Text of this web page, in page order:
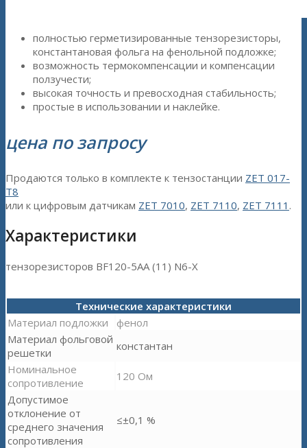
полностью герметизированные тензорезисторы,
константановая фольга на фенольной подложке;
возможность термокомпенсации и компенсации
ползучести;
высокая точность и превосходная стабильность;
простые в использовании и наклейке.
цена по запросу
Продаются только в комплекте к тензостанции ZET 017-
T8
или к цифровым датчикам ZET 7010, ZET 7110, ZET 7111 .
Характеристики
тензорезисторов BF120-5AA (11) N6-X
Технические характеристики
Материал подложки
фенол
Материал фольговой
решетки
константан
Номинальное
сопротивление
120 Ом
Допустимое
отклонение от
среднего значения
сопротивления
≤±0,1 %